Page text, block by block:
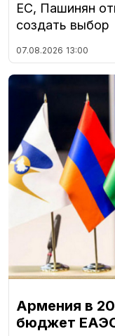
ЕС, Пашинян
создать выбор
07.08.2026 13:00
Армения в
бюджет